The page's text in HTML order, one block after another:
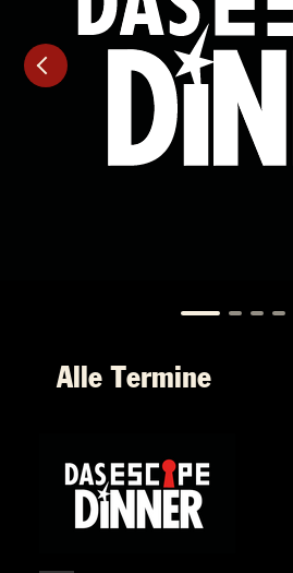
Alle Termine